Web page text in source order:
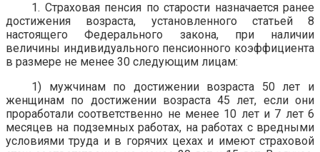
1. Страховая пенсия по старости назначается ранее
достижения возраста, установленного статьей 8
настоящего Федерального закона, при наличии
величины индивидуального пенсионного коэффициента
в размере не менее 30 следующим лицам:
1) мужчинам по достижении возраста 50 лет и
женщинам по достижении возраста 45 лет, если они
проработали соответственно не менее 10 лет и 7 лет 6
месяцев на подземных работах, на работах с вредными
условиями труда и в горячих цехах и имеют страховой